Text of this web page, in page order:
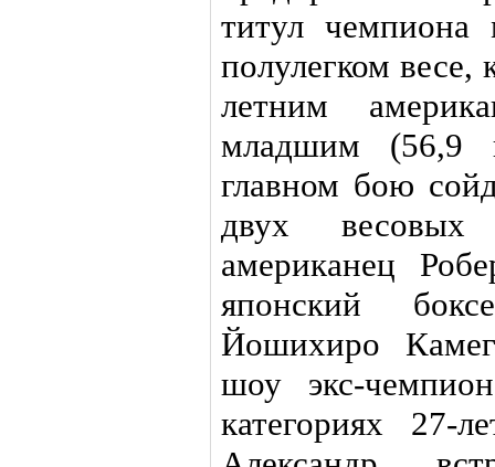
титул
полулегком весе,
летним
младшим
главном бою
двух весовых
американец
японский
Йошихиро
шоу экс-
категориях 27-